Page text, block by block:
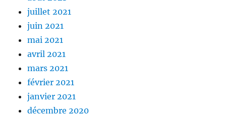
juillet 2021
juin 2021
mai 2021
avril 2021
mars 2021
février 2021
janvier 2021
décembre 2020